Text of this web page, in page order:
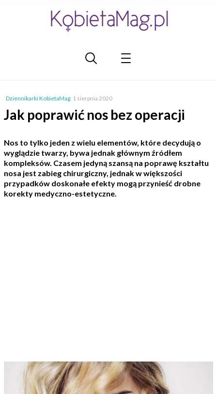
Dziennikarki KobietaMag, 1 sierpnia 2020
Jak poprawić nos bez operacji
Nos to tylko jeden z wielu elementów, które decydują o
wyglądzie twarzy, bywa jednak głównym źródłem
kompleksów. Czasem jedyną szansą na poprawę kształtu
nosa jest zabieg chirurgiczny, jednak w większości
przypadków doskonałe efekty mogą przynieść drobne
korekty medyczno-estetyczne.